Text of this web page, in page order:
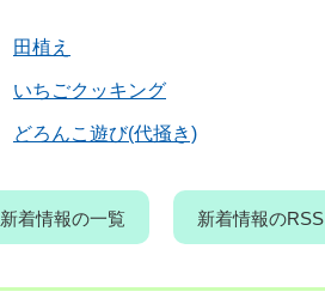
田植え
いちごクッキング
どろんこ遊び(代掻き)
新着情報の一覧 新着情報のRSS